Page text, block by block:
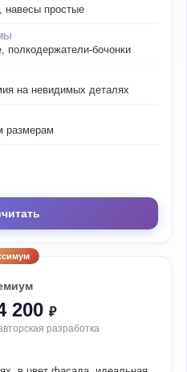
навесы простые
бочонки
на невидимых деталях
размерам
200 ₽
разработка